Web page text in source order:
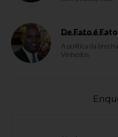
De Fato é Fato
A política da
Vinhedos